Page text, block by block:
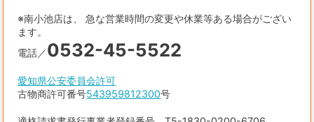
※南小池店は、 急な営業時間の変更や休業等ある場合がござい
ます。
電話／0532-45-5522
愛知県公安委員会許可
古物商許可番号543959812300号